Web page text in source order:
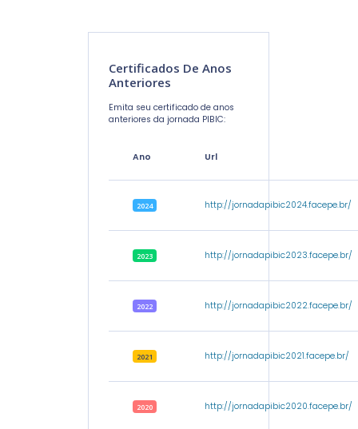
Certificados De Anos
Anteriores
Emita seu certificado de anos
anteriores da jornada PIBIC:
Ano Url
2024 http://jornadapibic2024.facepe.br/
2023 http://jornadapibic2023.facepe.br/
2022 http://jornadapibic2022.facepe.br/
2021 http://jornadapibic2021.facepe.br/
2020 http://jornadapibic2020.facepe.br/